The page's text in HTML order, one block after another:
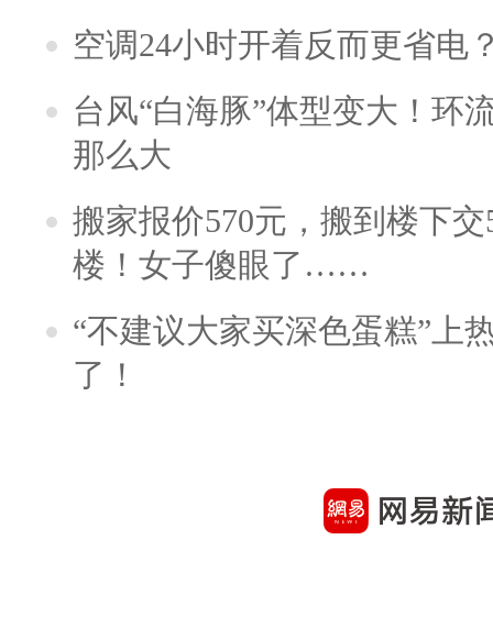
空调24小时开着反而更省电
台风“白海豚”体型变大！环
那么大
搬家报价570元，搬到楼下
楼！女子傻眼了……
“不建议大家买深色蛋糕”上
了！